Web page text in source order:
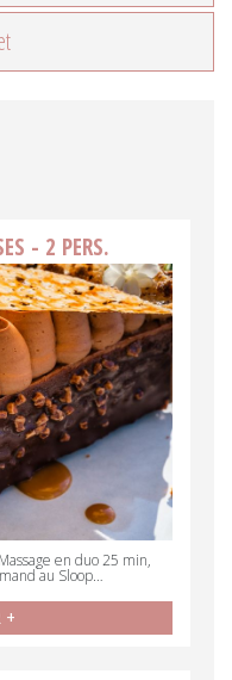
- 2 PERS.
en duo 25 min,
au Sloop…
+